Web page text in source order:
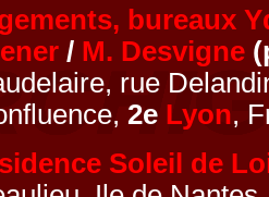
bureaux
/ M. Desvigne
rue
2e Lyon,
Soleil de